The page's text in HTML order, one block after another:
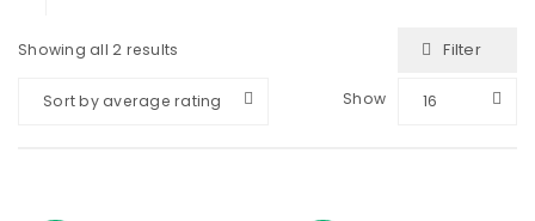
Showing all 2 results Filter
Sort by average rating Show 16